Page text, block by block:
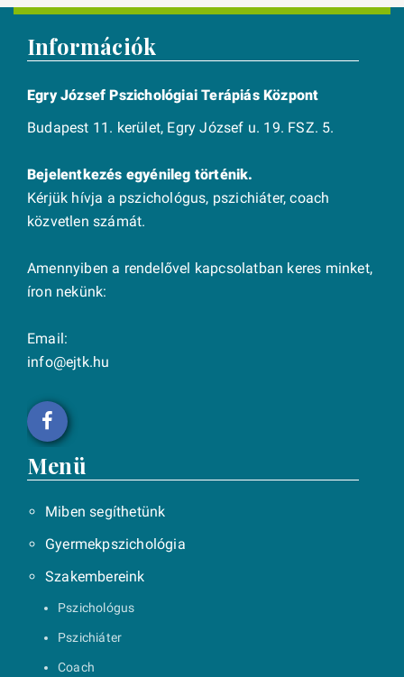
Információk
Egry József Pszichológiai Terápiás Központ
Budapest 11. kerület, Egry József u. 19. FSZ. 5.
Bejelentkezés egyénileg történik.
Kérjük hívja a pszichológus, pszichiáter, coach
közvetlen számát.
Amennyiben a rendelővel kapcsolatban keres minket,
íron nekünk:
Email:
info@ejtk.hu
Menü
Miben segíthetünk
Gyermekpszichológia
Szakembereink
Pszichológus
Pszichiáter
Coach